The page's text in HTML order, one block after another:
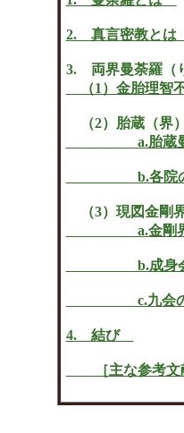
2. 真言密教と
3. 両界曼荼羅（
（1）金胎理智
（2）胎蔵（界
a.胎蔵曼荼
b.各院の特
（3）現図金剛
a.金剛界九
b.成身会の構
c.九会の構
4. 結び
［主な参考